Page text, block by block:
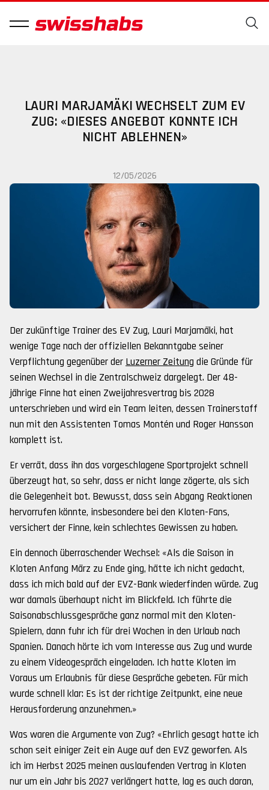
LAURI MARJAMÄKI WECHSELT ZUM EV
ZUG: «DIESES ANGEBOT KONNTE ICH
NICHT ABLEHNEN»
12/05/2026
Der zukünftige Trainer des EV Zug, Lauri Marjamäki, hat
wenige Tage nach der offiziellen Bekanntgabe seiner
Verpflichtung gegenüber der Luzerner Zeitung die Gründe für
seinen Wechsel in die Zentralschweiz dargelegt. Der 48-
jährige Finne hat einen Zweijahresvertrag bis 2028
unterschrieben und wird ein Team leiten, dessen Trainerstaff
nun mit den Assistenten Tomas Montén und Roger Hansson
komplett ist.
Er verrät, dass ihn das vorgeschlagene Sportprojekt schnell
überzeugt hat, so sehr, dass er nicht lange zögerte, als sich
die Gelegenheit bot. Bewusst, dass sein Abgang Reaktionen
hervorrufen könnte, insbesondere bei den Kloten-Fans,
versichert der Finne, kein schlechtes Gewissen zu haben.
Ein dennoch überraschender Wechsel: «Als die Saison in
Kloten Anfang März zu Ende ging, hätte ich nicht gedacht,
dass ich mich bald auf der EVZ-Bank wiederfinden würde. Zug
war damals überhaupt nicht im Blickfeld. Ich führte die
Saisonabschlussgespräche ganz normal mit den Kloten-
Spielern, dann fuhr ich für drei Wochen in den Urlaub nach
Spanien. Danach hörte ich vom Interesse aus Zug und wurde
zu einem Videogespräch eingeladen. Ich hatte Kloten im
Voraus um Erlaubnis für diese Gespräche gebeten. Für mich
wurde schnell klar: Es ist der richtige Zeitpunkt, eine neue
Herausforderung anzunehmen.»
Was waren die Argumente von Zug? «Ehrlich gesagt hatte ich
schon seit einiger Zeit ein Auge auf den EVZ geworfen. Als
ich im Herbst 2025 meinen auslaufenden Vertrag in Kloten
nur um ein Jahr bis 2027 verlängert hatte, lag es auch daran,